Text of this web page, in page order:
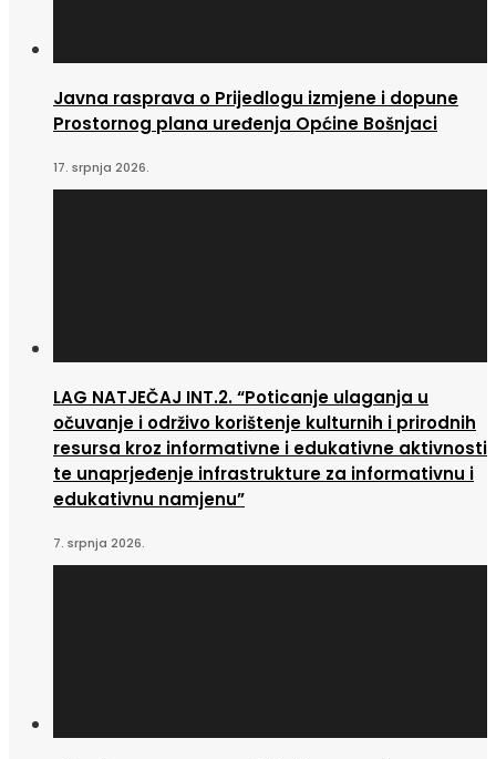
Javna rasprava o Prijedlogu izmjene i dopune
Prostornog plana uređenja Općine Bošnjaci
17. srpnja 2026.
LAG NATJEČAJ INT.2. “Poticanje ulaganja u
očuvanje i održivo korištenje kulturnih i prirodnih
resursa kroz informativne i edukativne aktivnosti
te unaprjeđenje infrastrukture za informativnu i
edukativnu namjenu”
7. srpnja 2026.